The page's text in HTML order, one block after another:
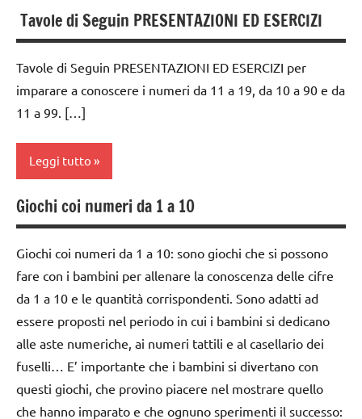
PEDAGOGIE
Montessori
TUTTI GLI
ARGOMENTI
PER ETA'
TUTTI GLI
unità
centinaia
MONTESSORI
per
contare
DIDATTICA
MONTESSORI
e
scrivere
i
numeri
MATEMATICA
MATEMATICA
MONTESSORI
psicoaritmetica
classe
1a
classe
2a
3 ai
6
anni
GIOCHI
MONTESSORI
giochi
per
contare
GUIDA
DIDATTICA
MONTESSORI
leggere
Tavole di Seguin PRESENTAZIONI ED ESERCIZI
Tavole di Seguin PRESENTAZIONI ED ESERCIZI per
imparare a conoscere i numeri da 11 a 19, da 10 a 90 e da
11 a 99. […]
Leggi tutto
classe
1a
dai
3 ai
6
anni
dai
6
anni
Giochi coi numeri da 1 a 10
Giochi coi numeri da 1 a 10: sono giochi che si possono
fare con i bambini per allenare la conoscenza delle cifre
da 1 a 10 e le quantità corrispondenti. Sono adatti ad
essere proposti nel periodo in cui i bambini si dedicano
alle aste numeriche, ai numeri tattili e al casellario dei
fuselli… E’ importante che i bambini si divertano con
questi giochi, che provino piacere nel mostrare quello
che hanno imparato e che ognuno sperimenti il successo: